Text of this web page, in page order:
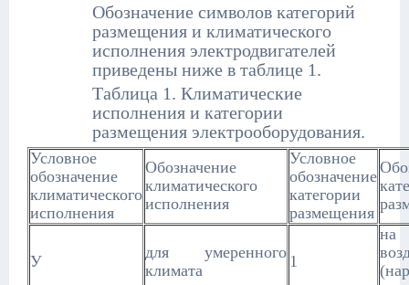
Обозначение символов категорий
размещения и климатического
исполнения электродвигателей
приведены ниже в таблице 1.
Таблица 1. Климатические
исполнения и категории
размещения электрооборудования.
Условное
обозначение
климатического
исполнения
Обозначение
климатического
исполнения
Условное
обозначение
категории
размещения
У
для умеренного
климата
1
на